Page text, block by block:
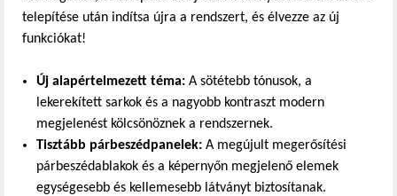
telepítése után indítsa újra a rendszert, és élvezze az új
funkciókat!
Új alapértelmezett téma: A sötétebb tónusok, a
lekerekített sarkok és a nagyobb kontraszt modern
megjelenést kölcsönöznek a rendszernek.
Tisztább párbeszédpanelek: A megújult megerősítési
párbeszédablakok és a képernyőn megjelenő elemek
egységesebb és kellemesebb látványt biztosítanak.